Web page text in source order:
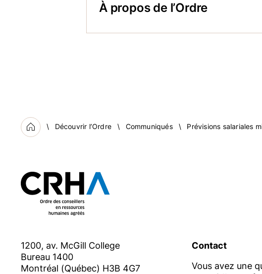
À propos de l’Ordre
Regroupant 12 000 professionnelles
Contact : presse@ordrecrha.org
Accueil
Découvrir l’Ordre Communiqués Prévisions salariales
1200, av. McGill College
Bureau 1400
Montréal (Québec) H3B 4G7
Contact
Vous avez une